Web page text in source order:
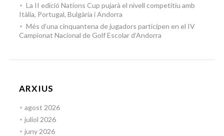
La II edició Nations Cup pujarà el nivell competitiu amb
Itàlia, Portugal, Bulgària i Andorra
Més d’una cinquantena de jugadors participen en el IV
Campionat Nacional de Golf Escolar d’Andorra
ARXIUS
agost 2026
juliol 2026
juny 2026